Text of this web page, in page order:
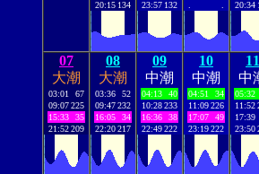
20:15 134
23:57 132
20:34
07
大潮
03:01
67
09:07225
15:33
35
21:52209
08
大潮
03:36
52
09:47232
16:05
34
22:20217
09
中潮
04:13
40
10:28233
16:36
38
22:49222
10
中潮
04:51
34
11:09226
17:07
49
23:19222
11
中
05:32
11:52
17:39
23:50